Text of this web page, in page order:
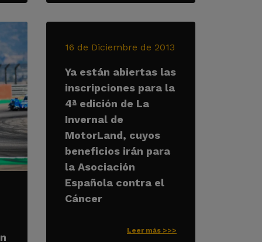
16 de Diciembre de 2013
Ya están abiertas las
inscripciones para la
4ª edición de La
Invernal de
MotorLand, cuyos
beneficios irán para
la Asociación
Española contra el
Cáncer
Leer más >>>